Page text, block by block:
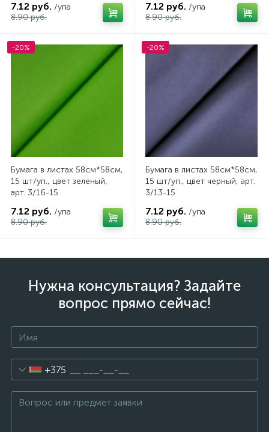
7.12 руб. /упа
8.90 руб.
7.12 руб. /упа
8.90 руб.
-20%
Бумага в листах 58см*58см,
15 шт/уп., цвет зеленый,
арт. 3/16-15
7.12 руб. /упа
8.90 руб.
-20%
Бумага в листах 58см*58см,
15 шт/уп., цвет черный, арт.
3/13-15
7.12 руб. /упа
8.90 руб.
Нужна консультация? Задайте
вопрос прямо сейчас!
+375